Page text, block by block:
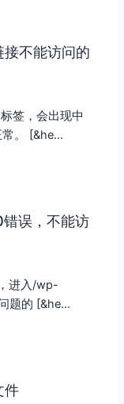
不能访问的
签，会出现中
常。 [&he…
误，不能访
进入/wp-
题的 [&he…
件